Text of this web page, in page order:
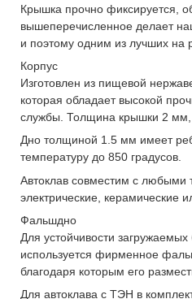
Крышка прочно фиксируется,
вышеперечисленное делает
и поэтому одним из лучших на
Корпус
Изготовлен из пищевой
которая обладает высокой
службы. Толщина крышки 2 мм,
Дно толщиной 1.5 мм имеет
температуру до 850 градусов.
Автоклав совместим с любыми
электрические, керамические
Фальшдно
Для устойчивости
используется фирменное
благодаря которым его
Для автоклава с ТЭН в